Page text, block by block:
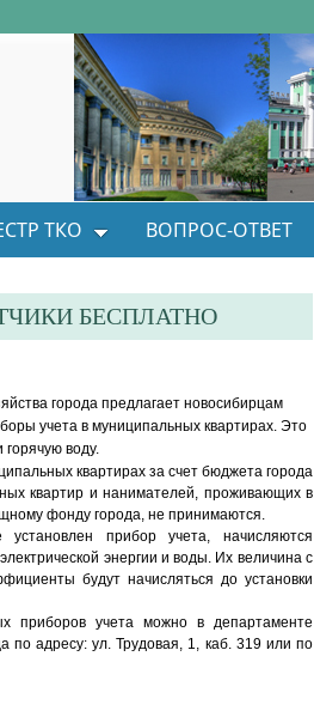
ТКО ВОПРОС-ОТВЕТ
БЕСПЛАТНО
города предлагает новосибирцам
учета в муниципальных квартирах. Это
горячую воду.
квартирах за счет бюджета города
квартир и нанимателей, проживающих в
фонду города, не принимаются.
прибор учета, начисляются
энергии и воды. Их величина с
будут начисляться до установки
приборов учета можно в департаменте
по адресу: ул. Трудовая, 1, каб. 319 или по